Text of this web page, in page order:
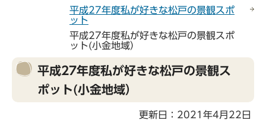
平成27年度私が好きな松戸の景観スポ
ット
平成27年度私が好きな松戸の景観スポ
ット(小金地域）
本
文
平成27年度私が好きな松戸の景観ス
ポット(小金地域）
更新日：2021年4月22日